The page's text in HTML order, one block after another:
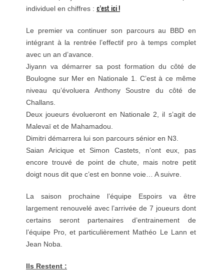
individuel en chiffres : c’est ici !
Le premier va continuer son parcours au BBD en
intégrant à la rentrée l’effectif pro à temps complet
avec un an d’avance.
Jiyann va démarrer sa post formation du côté de
Boulogne sur Mer en Nationale 1. C’est à ce même
niveau qu’évoluera Anthony Soustre du côté de
Challans.
Deux joueurs évolueront en Nationale 2, il s’agit de
Malevaï et de Mahamadou.
Dimitri démarrera lui son parcours sénior en N3.
Saian Aricique et Simon Castets, n’ont eux, pas
encore trouvé de point de chute, mais notre petit
doigt nous dit que c’est en bonne voie… A suivre.
La saison prochaine l’équipe Espoirs va être
largement renouvelé avec l’arrivée de 7 joueurs dont
certains seront partenaires d’entrainement de
l’équipe Pro, et particulièrement Mathéo Le Lann et
Jean Noba.
Ils Restent :